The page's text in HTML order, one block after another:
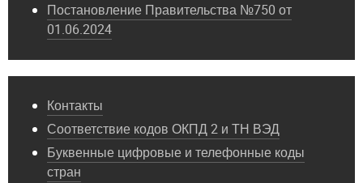
Постановление Правительства №750 от
01.06.2024
Контакты
Соответствие кодов ОКПД 2 и ТН ВЭД
Буквенные цифровые и телефонные коды
стран